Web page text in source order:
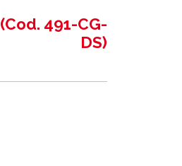
(Cod. 491-CG-
DS)